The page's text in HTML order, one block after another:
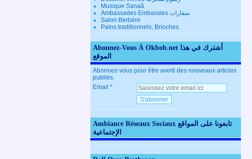
Musique Sanaâ
Ambassades Embassies سفارات
Salon Berbère
Pains traditionnels, Brioches
Abonnez-Vous À Okbob.net أشترك في هذا
الموقع
Abonnez-vous pour être averti des nouveaux articles
publiés.
Email
Ambiance Réseaux Sociaux تابعونا على المواقع
الإجتماعية